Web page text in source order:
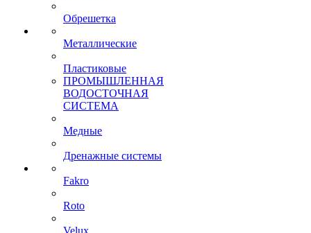
Обрешетка
Металлические
Пластиковые
ПРОМЫШЛЕННАЯ
ВОДОСТОЧНАЯ
СИСТЕМА
Медные
Дренажные системы
Fakro
Roto
Velux